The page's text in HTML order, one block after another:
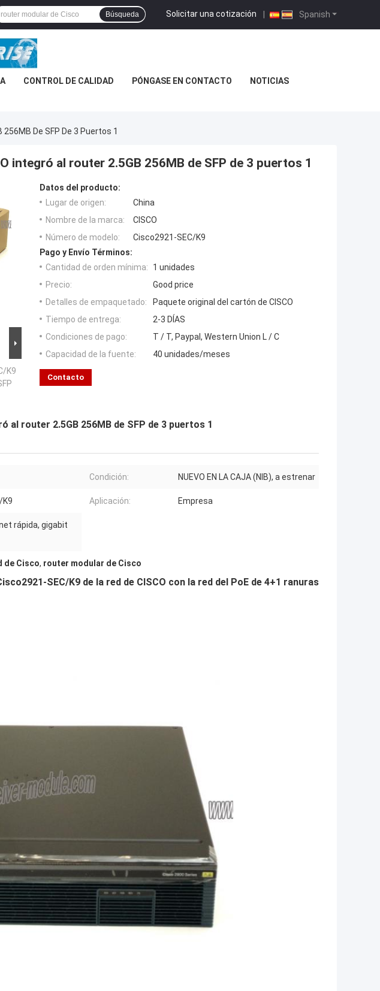
Spanish
Solicitar una cotización |
Búsqueda
CONTROL DE CALIDAD PÓNGASE EN CONTACTO NOTICIAS
De SFP De 3 Puertos 1
integró al router 2.5GB 256MB de SFP de 3 puertos 1
K9
Datos del producto:
Lugar de origen:
China
Nombre de la marca:
CISCO
Número de modelo:
Cisco2921-SEC/K9
Pago y Envío Términos:
Cantidad de orden mínima:
1 unidades
Precio:
Good price
Detalles de empaquetado:
Paquete original del cartón de CISCO
Tiempo de entrega:
2-3 DÍAS
Condiciones de pago:
T / T, Paypal, Western Union L / C
Capacidad de la fuente:
40 unidades/meses
Contacto
al router 2.5GB 256MB de SFP de 3 puertos 1
Condición: NUEVO EN LA CAJA (NIB), a estrenar
K9 Aplicación: Empresa
rápida, gigabit
de Cisco, router modular de Cisco
SEC/K9 de la red de CISCO con la red del PoE de 4+1 ranuras